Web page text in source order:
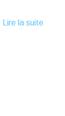
Lire la suite